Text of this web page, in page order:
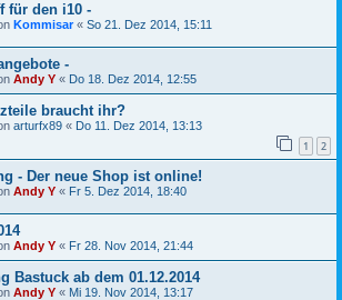
für den i10 -
Kommisar« So 21. Dez 2014, 15:11
-
Andy Y « Do 18. Dez 2014, 12:55
braucht ihr?
arturfx89 « Do 11. Dez 2014, 13:13
1 2
- Der neue Shop ist online!
Andy Y « Fr 5. Dez 2014, 18:40
Andy Y « Fr 28. Nov 2014, 21:44
Bastuck ab dem 01.12.2014
Andy Y « Mi 19. Nov 2014, 13:17